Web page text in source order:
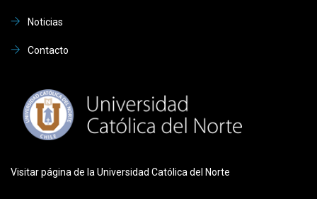
Noticias
Contacto
Visitar página de la Universidad Católica del Norte